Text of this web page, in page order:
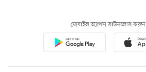
মোবাইল অ্যাপস ডাউনলোড করুন